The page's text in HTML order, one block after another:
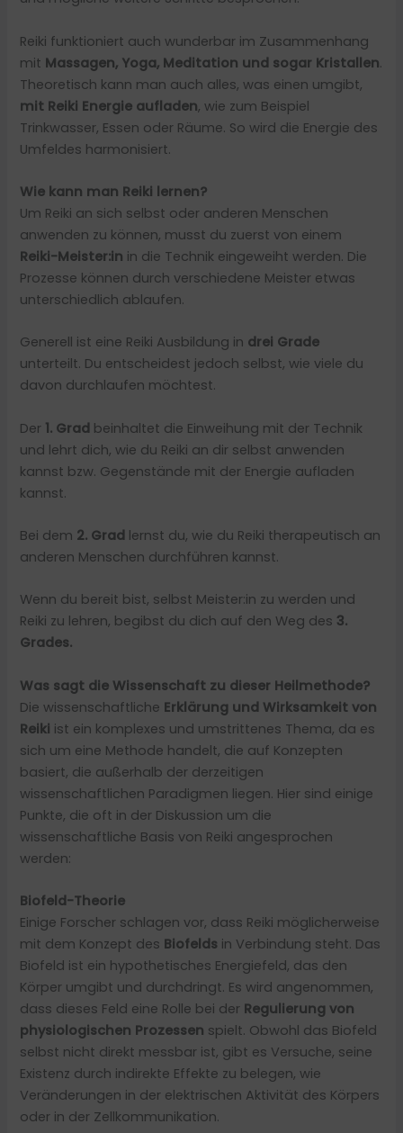
Reiki funktioniert auch wunderbar im Zusammenhang
mit Massagen, Yoga, Meditation und sogar Kristallen.
Theoretisch kann man auch alles, was einen umgibt,
mit Reiki Energie aufladen, wie zum Beispiel
Trinkwasser, Essen oder Räume. So wird die Energie des
Umfeldes harmonisiert.
Wie kann man Reiki lernen?
Um Reiki an sich selbst oder anderen Menschen
anwenden zu können, musst du zuerst von einem
Reiki-Meister:in in die Technik eingeweiht werden. Die
Prozesse können durch verschiedene Meister etwas
unterschiedlich ablaufen.
Generell ist eine Reiki Ausbildung in drei Grade
unterteilt. Du entscheidest jedoch selbst, wie viele du
davon durchlaufen möchtest.
Der 1. Grad beinhaltet die Einweihung mit der Technik
und lehrt dich, wie du Reiki an dir selbst anwenden
kannst bzw. Gegenstände mit der Energie aufladen
kannst.
Bei dem 2. Grad lernst du, wie du Reiki therapeutisch an
anderen Menschen durchführen kannst.
Wenn du bereit bist, selbst Meister:in zu werden und
Reiki zu lehren, begibst du dich auf den Weg des 3.
Grades.
Was sagt die Wissenschaft zu dieser Heilmethode?
Die wissenschaftliche Erklärung und Wirksamkeit von
Reiki ist ein komplexes und umstrittenes Thema, da es
sich um eine Methode handelt, die auf Konzepten
basiert, die außerhalb der derzeitigen
wissenschaftlichen Paradigmen liegen. Hier sind einige
Punkte, die oft in der Diskussion um die
wissenschaftliche Basis von Reiki angesprochen
werden:
Biofeld-Theorie
Einige Forscher schlagen vor, dass Reiki möglicherweise
mit dem Konzept des Biofelds in Verbindung steht. Das
Biofeld ist ein hypothetisches Energiefeld, das den
Körper umgibt und durchdringt. Es wird angenommen,
dass dieses Feld eine Rolle bei der Regulierung von
physiologischen Prozessen spielt. Obwohl das Biofeld
selbst nicht direkt messbar ist, gibt es Versuche, seine
Existenz durch indirekte Effekte zu belegen, wie
Veränderungen in der elektrischen Aktivität des Körpers
oder in der Zellkommunikation.